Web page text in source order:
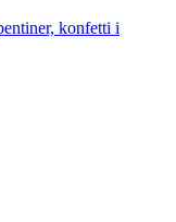
konfetti i